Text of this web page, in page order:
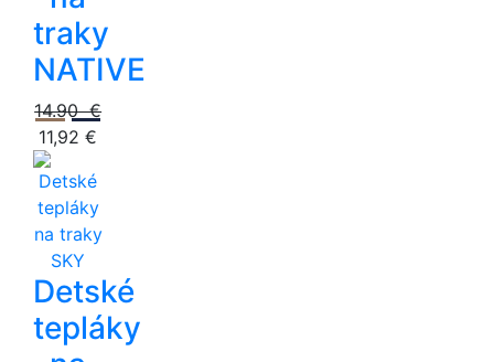
traky
NATIVE
14.90 €
11,92 €
Detské
tepláky